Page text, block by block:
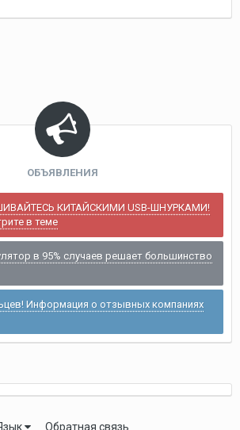
ОБЪЯВЛЕНИЯ
КИТАЙСКИМИ USB-ШНУРКАМИ!
в теме
в 95% случаев решает большинство
Информация о отзывных компаниях
Обратная связь